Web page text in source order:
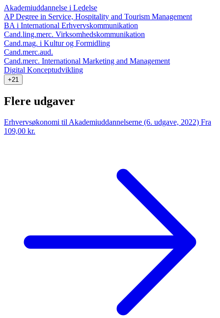
Akademiuddannelse i Ledelse
AP Degree in Service, Hospitality and Tourism Management
BA i International Erhvervskommunikation
Cand.ling.merc. Virksomhedskommunikation
Cand.mag. i Kultur og Formidling
Cand.merc.aud.
Cand.merc. International Marketing and Management
Digital Konceptudvikling
+21
Flere udgaver
Erhvervsøkonomi til Akademiuddannelserne (6. udgave, 2022) Fra
109,00 kr.